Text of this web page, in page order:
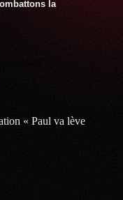
la
« Paul va lève